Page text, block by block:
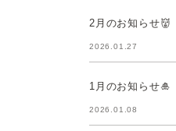
2月のお知らせ👹
2026.01.27
1月のお知らせ🎍
2026.01.08